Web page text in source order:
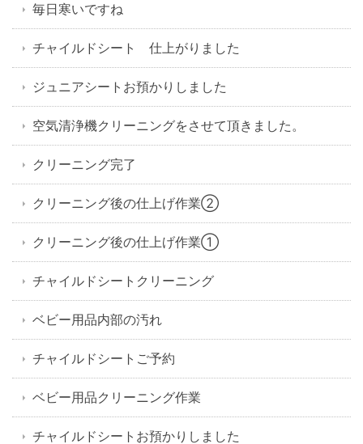
毎日寒いですね
チャイルドシート 仕上がりました
ジュニアシートお預かりしました
空気清浄機クリーニングをさせて頂きました。
クリーニング完了
クリーニング後の仕上げ作業②
クリーニング後の仕上げ作業①
チャイルドシートクリーニング
ベビー用品内部の汚れ
チャイルドシートご予約
ベビー用品クリーニング作業
チャイルドシートお預かりしました